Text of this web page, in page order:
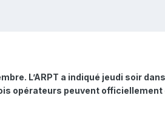
L’ARPT a indiqué jeudi soir
opérateurs peuvent